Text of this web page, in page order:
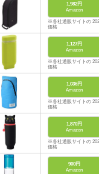
1,982円
Amazon
※各社通販サイトの
価格
1,127円
Amazon
※各社通販サイトの
価格
1,036円
Amazon
※各社通販サイトの
価格
1,870円
Amazon
※各社通販サイトの
価格
900円
Amazon